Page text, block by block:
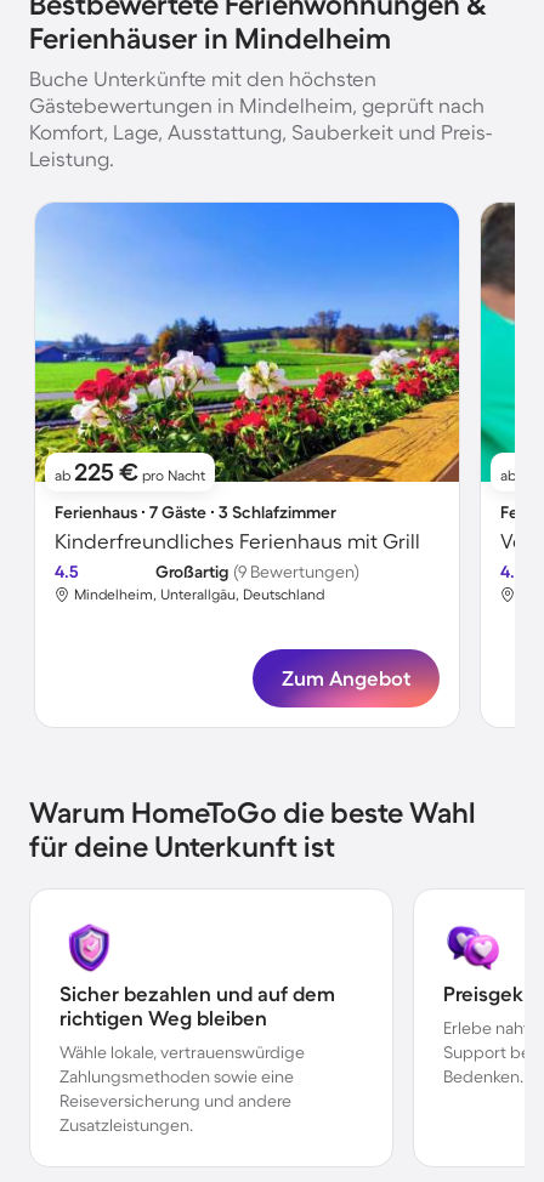
Ferienhäuser in Mindelheim
Buche Unterkünfte mit den höchsten
Gästebewertungen in Mindelheim, geprüft nach
Komfort, Lage, Ausstattung, Sauberkeit und Preis-
Leistung.
ab 225 € pro Nacht
Ferienhaus ∙ 7 Gäste ∙ 3 Schlafzimmer
Kinderfreundliches Ferienhaus mit Grill
4.5 Großartig (9 Bewertungen)
Mindelheim, Unterallgäu, Deutschland
Zum Angebot
ab
4.7
Warum HomeToGo die beste Wahl
für deine Unterkunft ist
Sicher bezahlen und auf dem
richtigen Weg bleiben
Wähle lokale, vertrauenswürdige
Zahlungsmethoden sowie eine
Reiseversicherung und andere
Zusatzleistungen.
Erlebe
Support bei
Bedenken.